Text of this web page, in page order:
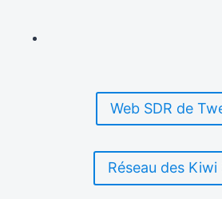
Web SDR de
Réseau des Kiwi